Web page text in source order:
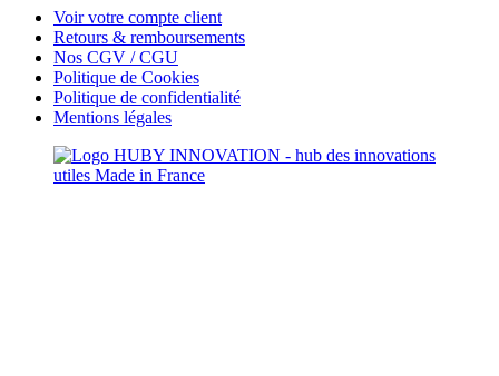
Voir votre compte client
Retours & remboursements
Nos CGV / CGU
Politique de Cookies
Politique de confidentialité
Mentions légales